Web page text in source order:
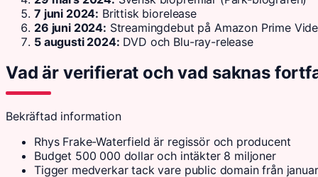
7 juni 2024: Brittisk biorelease
26 juni 2024: Streamingdebut på Amazon Prime
5 augusti 2024: DVD och Blu-ray-release
Vad är verifierat och vad saknas
Bekräftad information
Rhys Frake-Waterfield är regissör och producent
Budget 500 000 dollar och intäkter 8 miljoner
Tigger medverkar tack vare public domain från